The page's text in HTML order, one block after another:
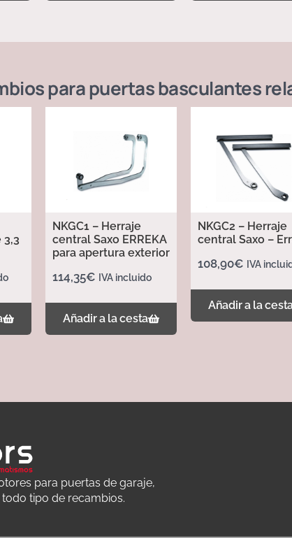
para puertas basculantes
3,3
NKGC1 – Herraje
central Saxo ERREKA
para apertura exterior
114,35€ IVA incluido
Añadir a la cesta
NKGC2 – Herraje
central Saxo –
108,90€ IVA
Añadir a la
para puertas de garaje,
tipo de recambios.